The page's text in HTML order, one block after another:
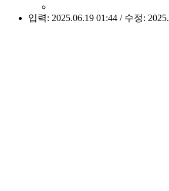
입력: 2025.06.19 01:44 / 수정: